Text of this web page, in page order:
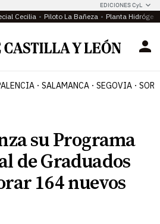
EDICIONES CyL
Cecilia Piloto La Bañeza Planta
SALAMANCA SEGOVIA
su Programa
de Graduados
164 nuevos